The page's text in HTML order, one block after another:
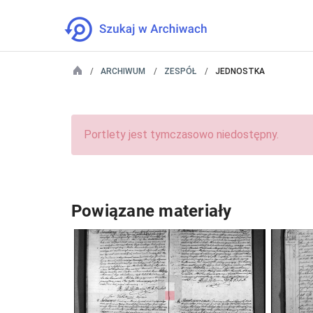
ARCHIWUM ZESPÓŁ JEDNOSTKA
Portlety jest tymczasowo niedostępny.
Powiązane materiały